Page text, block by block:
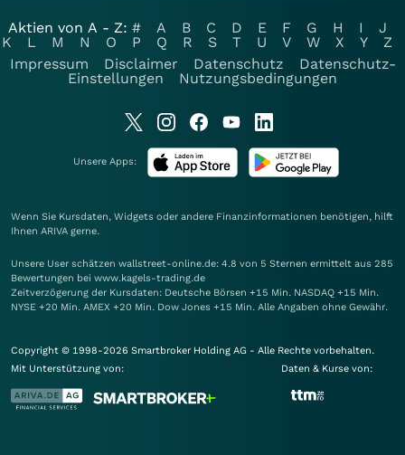
Aktien von A - Z: # A B C D E F G H I
J
K
L M N O P Q R S T U V W X Y
Z
Impressum
Disclaimer Datenschutz
Datenschutz-
Einstellungen
Nutzungsbedingungen
Unsere Apps:
Wenn Sie Kursdaten, Widgets oder andere Finanzinformationen benötigen, hilft
Ihnen ARIVA gerne.
Unsere User schätzen wallstreet-online.de: 4.8 von 5 Sternen ermittelt aus 285
Bewertungen bei www.kagels-trading.de
Zeitverzögerung der Kursdaten: Deutsche Börsen +15 Min. NASDAQ +15 Min.
NYSE +20 Min. AMEX +20 Min. Dow Jones +15 Min. Alle Angaben ohne Gewähr.
Copyright © 1998-2026 Smartbroker Holding AG - Alle Rechte vorbehalten.
Mit Unterstützung von:
Daten & Kurse von: